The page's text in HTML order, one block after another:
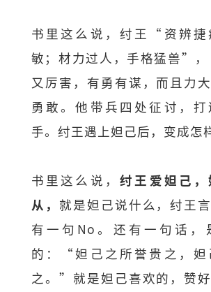
书里这么说，纣王“资辨捷
敏；材力过人，手格猛兽”，
又厉害，有勇有谋，而且力
勇敢。他带兵四处征讨，
手。纣王遇上妲己后，变成怎
书里这么说，纣王爱妲己
从， 就是妲己说什么，纣王
有一句No。还有一句话，
的：“妲己之所誉贵之，妲
之。”就是妲己喜欢的，赞